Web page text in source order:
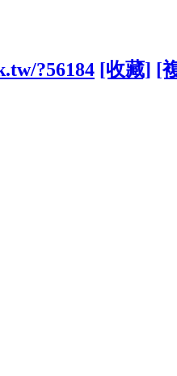
?56184 [收藏] [